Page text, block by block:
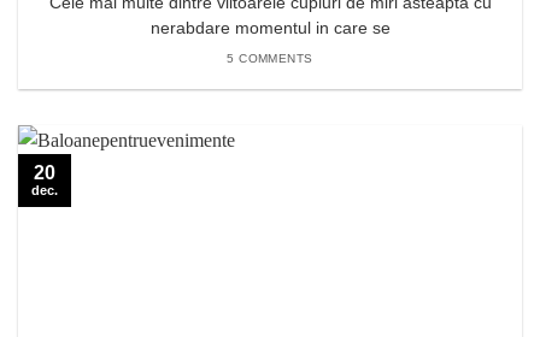
nerabdare momentul in care se
5 COMMENTS
20
dec.